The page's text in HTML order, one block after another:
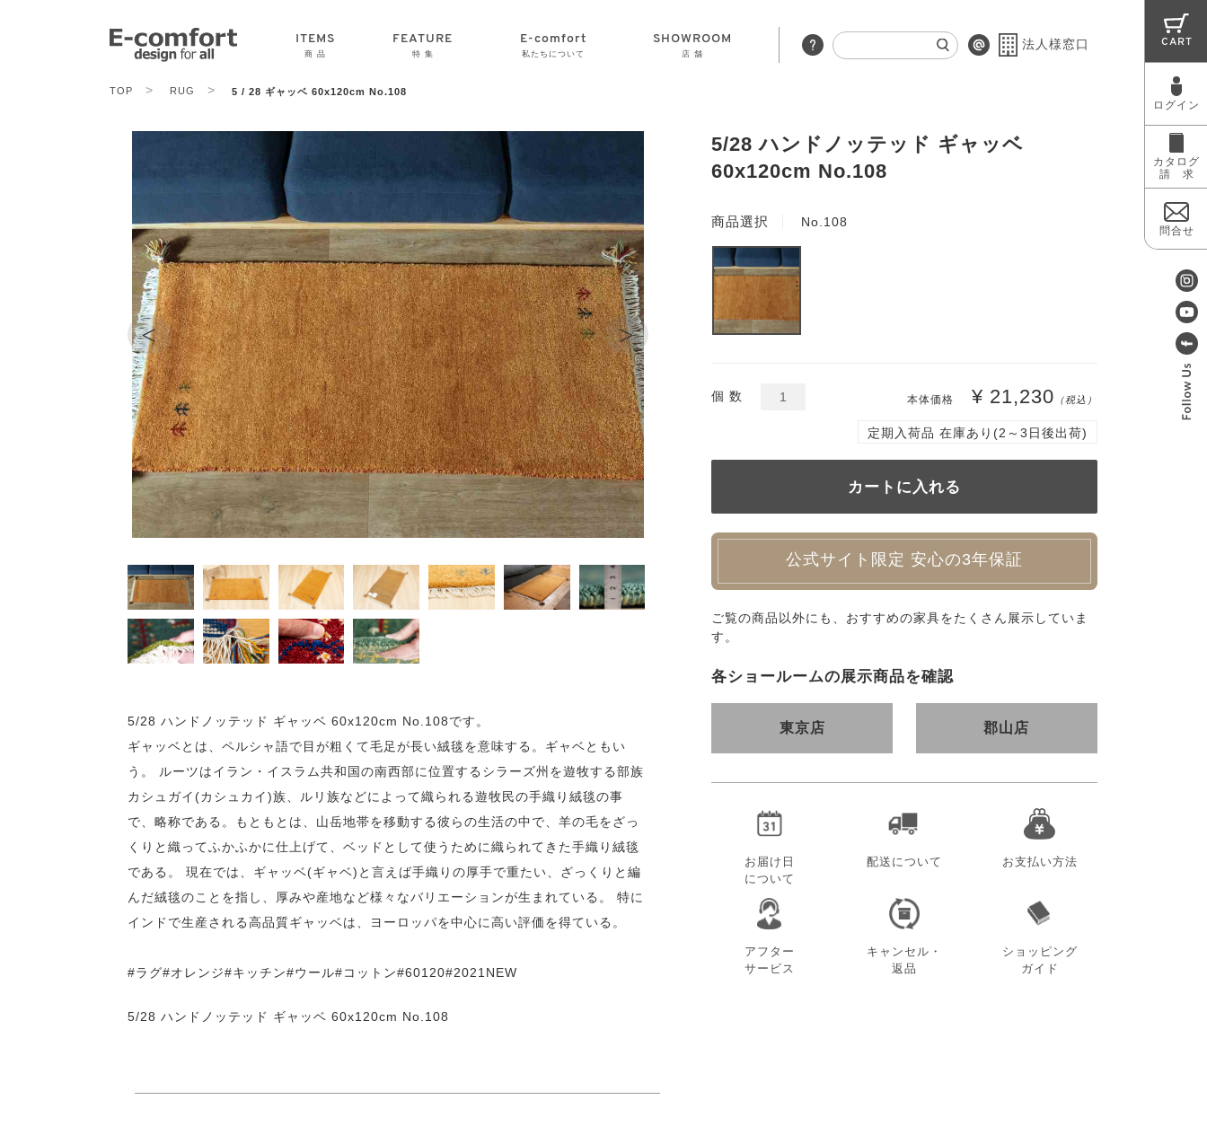
ITEMS
商 品
FEATURE
特 集
E-comfort
私たちについて
いて
SHOWROOM
店 舗
法人様窓口 CART
ログイン
カタログ
請 求
問合せ
TOP > RUG > 5 / 28 ギャッベ 60x120cm No.108
5/28 ハンドノッテッド ギャッベ
60x120cm No.108
< >
商品選択 No.108
個 数 本体価格 ¥ 21,230 （税込）
定期入荷品 在庫あり(2～3日後出荷)
公式サイト限定 安心の3年保証
ご覧の商品以外にも、おすすめの家具をたくさん展示していま
す。
各ショールームの展示商品を確認
東京店 郡山店
お届け日
について
配送について お支払い方法
アフター
サービス
キャンセル・
返品
ショッピング
ガイド
5/28 ハンドノッテッド ギャッベ 60x120cm No.108です。
ギャッベとは、ペルシャ語で目が粗くて毛足が長い絨毯を意味する。ギャベともい
う。 ルーツはイラン・イスラム共和国の南西部に位置するシラーズ州を遊牧する部族
カシュガイ(カシュカイ)族、ルリ族などによって織られる遊牧民の手織り絨毯の事
で、略称である。もともとは、山岳地帯を移動する彼らの生活の中で、羊の毛をざっ
くりと織ってふかふかに仕上げて、ベッドとして使うために織られてきた手織り絨毯
である。 現在では、ギャッベ(ギャベ)と言えば手織りの厚手で重たい、ざっくりと編
んだ絨毯のことを指し、厚みや産地など様々なバリエーションが生まれている。 特に
インドで生産される高品質ギャッベは、ヨーロッパを中心に高い評価を得ている。
#ラグ#オレンジ#キッチン#ウール#コットン#60120#2021NEW
5/28 ハンドノッテッド ギャッベ 60x120cm No.108